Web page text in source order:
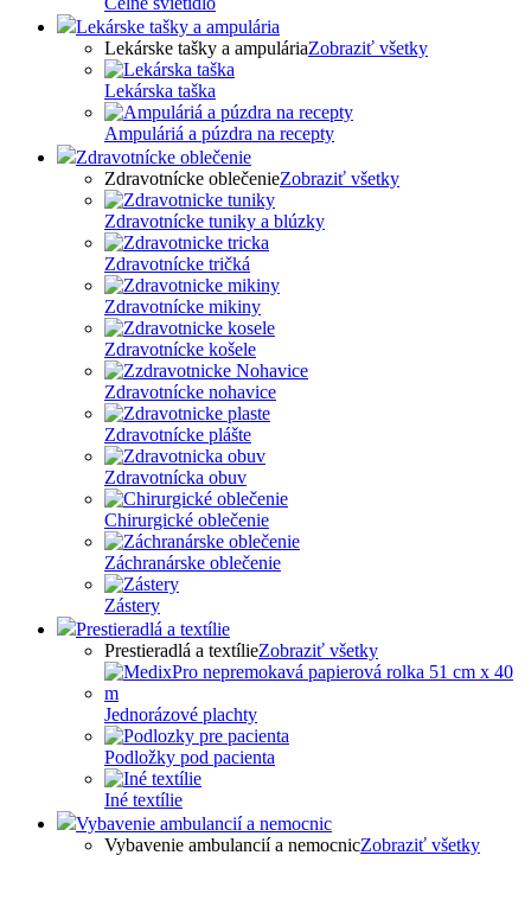
Lekárske tašky a ampulária
Lekárske tašky a ampuláriaZobraziť všetky
Lekárska taška
Ampuláriá a púzdra na recepty
Zdravotnícke oblečenie
Zdravotnícke oblečenieZobraziť všetky
Zdravotnícke tuniky a blúzky
Zdravotnícke tričká
Zdravotnícke mikiny
Zdravotnícke košele
Zdravotnícke nohavice
Zdravotnícke plášte
Zdravotnícka obuv
Chirurgické oblečenie
Záchranárske oblečenie
Zástery
Prestieradlá a textílie
Prestieradlá a textílieZobraziť všetky
Jednorázové plachty
Podložky pod pacienta
Iné textílie
Vybavenie ambulancií a nemocnic
Vybavenie ambulancií a nemocnicZobraziť všetky